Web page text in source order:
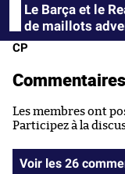
Le Barça et le
de maillots
CP
Commentaires
Les membres ont
Participez à la
Voir les 26